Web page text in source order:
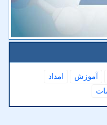
آموزش
امداد